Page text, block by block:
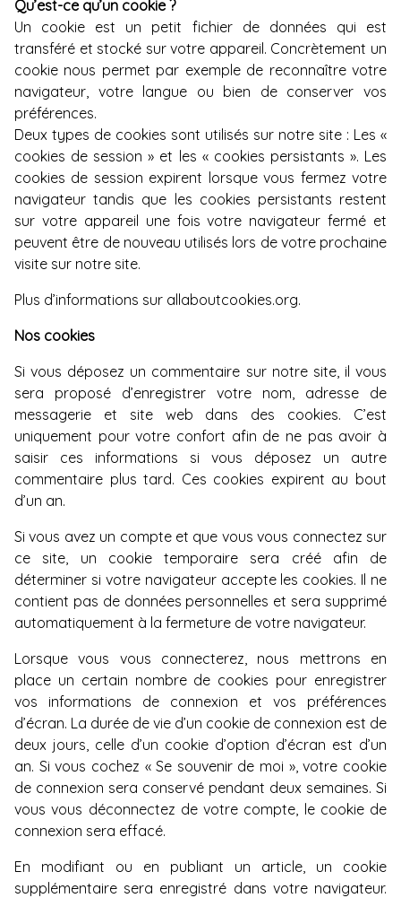
Qu’est-ce qu’un cookie ?
Un cookie est un petit fichier de données qui est
transféré et stocké sur votre appareil. Concrètement un
cookie nous permet par exemple de reconnaître votre
navigateur, votre langue ou bien de conserver vos
préférences.
Deux types de cookies sont utilisés sur notre site : Les «
cookies de session » et les « cookies persistants ». Les
cookies de session expirent lorsque vous fermez votre
navigateur tandis que les cookies persistants restent
sur votre appareil une fois votre navigateur fermé et
peuvent être de nouveau utilisés lors de votre prochaine
visite sur notre site.
Plus d’informations sur allaboutcookies.org.
Nos cookies
Si vous déposez un commentaire sur notre site, il vous
sera proposé d’enregistrer votre nom, adresse de
messagerie et site web dans des cookies. C’est
uniquement pour votre confort afin de ne pas avoir à
saisir ces informations si vous déposez un autre
commentaire plus tard. Ces cookies expirent au bout
d’un an.
Si vous avez un compte et que vous vous connectez sur
ce site, un cookie temporaire sera créé afin de
déterminer si votre navigateur accepte les cookies. Il ne
contient pas de données personnelles et sera supprimé
automatiquement à la fermeture de votre navigateur.
Lorsque vous vous connecterez, nous mettrons en
place un certain nombre de cookies pour enregistrer
vos informations de connexion et vos préférences
d’écran. La durée de vie d’un cookie de connexion est de
deux jours, celle d’un cookie d’option d’écran est d’un
an. Si vous cochez « Se souvenir de moi », votre cookie
de connexion sera conservé pendant deux semaines. Si
vous vous déconnectez de votre compte, le cookie de
connexion sera effacé.
En modifiant ou en publiant un article, un cookie
supplémentaire sera enregistré dans votre navigateur.